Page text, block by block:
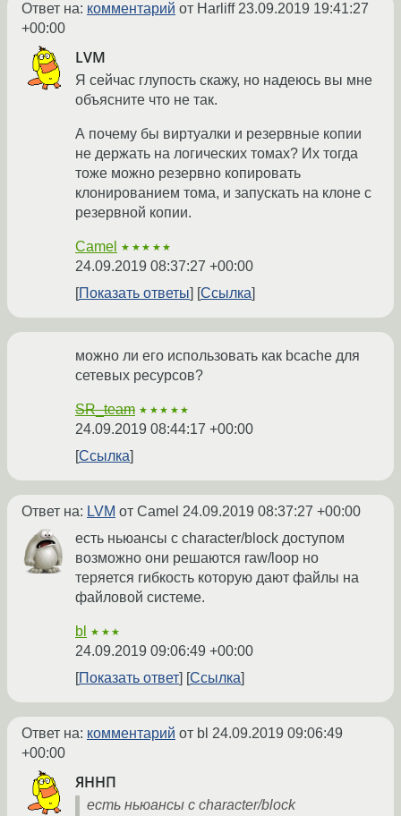
Ответ на: комментарий от Harliff23.09.2019 19:41:27
+00:00
LVM
Я сейчас глупость скажу, но надеюсь вы мне
объясните что не так.
А почему бы виртуалки и резервные копии
не держать на логических томах? Их тогда
тоже можно резервно копировать
клонированием тома, и запускать на клоне с
резервной копии.
Camel ★★★★★
24.09.2019 08:37:27 +00:00
Показать ответы
Ссылка
можно ли его использовать как bcache для
сетевых ресурсов?
SR_team ★★★★★
24.09.2019 08:44:17 +00:00
Ссылка
Ответ на: LVM от Camel 24.09.2019 08:37:27 +00:00
есть ньюансы с character/block доступом
возможно они решаются raw/loop но
теряется гибкость которую дают файлы на
файловой системе.
bl ★★★
24.09.2019 09:06:49 +00:00
Показать ответ
Ссылка
Ответ на: комментарий от bl 24.09.2019 09:06:49
+00:00
ЯННП
есть ньюансы с character/block